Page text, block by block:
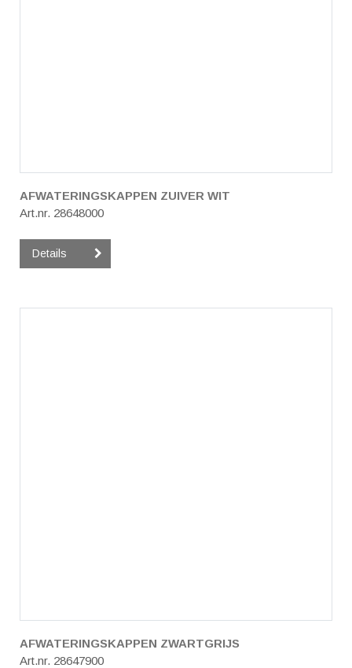
AFWATERINGSKAPPEN ZUIVER WIT
Art.nr. 28648000
Details
AFWATERINGSKAPPEN ZWARTGRIJS
Art.nr. 28647900